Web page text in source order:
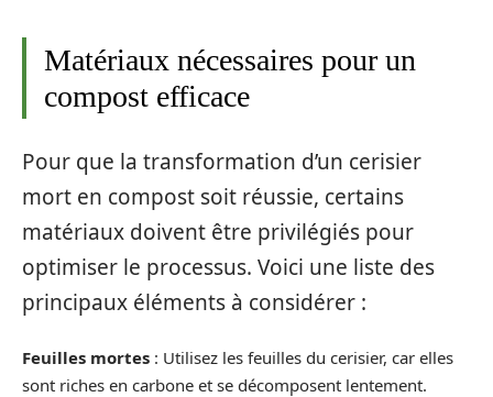
Matériaux nécessaires pour un
compost efficace
Pour que la transformation d’un cerisier
mort en compost soit réussie, certains
matériaux doivent être privilégiés pour
optimiser le processus. Voici une liste des
principaux éléments à considérer :
Feuilles mortes : Utilisez les feuilles du cerisier, car elles
sont riches en carbone et se décomposent lentement.